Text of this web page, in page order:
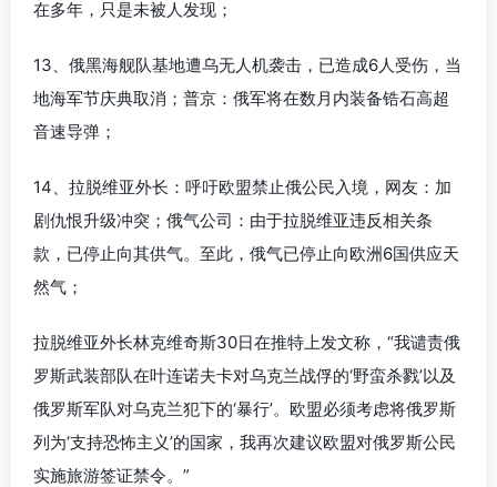
在多年，只是未被人发现；
13、俄黑海舰队基地遭乌无人机袭击，已造成6人受伤，当
地海军节庆典取消；普京：俄军将在数月内装备锆石高超
音速导弹；
14、拉脱维亚外长：呼吁欧盟禁止俄公民入境，网友：加
剧仇恨升级冲突；俄气公司：由于拉脱维亚违反相关条
款，已停止向其供气。至此，俄气已停止向欧洲6国供应天
然气；
拉脱维亚外长林克维奇斯30日在推特上发文称，“我谴责俄
罗斯武装部队在叶连诺夫卡对乌克兰战俘的‘野蛮杀戮’以及
俄罗斯军队对乌克兰犯下的‘暴行’。欧盟必须考虑将俄罗斯
列为‘支持恐怖主义’的国家，我再次建议欧盟对俄罗斯公民
实施旅游签证禁令。”